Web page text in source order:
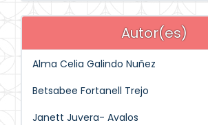
Autor(es)
Alma Celia Galindo Nuñez
Betsabee Fortanell Trejo
Janett Juvera- Avalos